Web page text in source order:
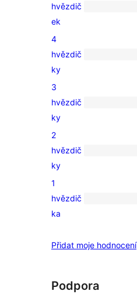
1
5hvězdičkové
hodnocení
hvězdič
ek
0
4hvězdičkové
hodnocení
4
hvězdič
ky
0
3hvězdičkové
hodnocení
3
hvězdič
ky
0
2hvězdičkové
hodnocení
2
hvězdič
ky
0
1hvězdičkové
1
hvězdič
ka
Přidat moje hodnocení
Podpora